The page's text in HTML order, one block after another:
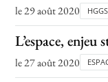
le 29 août 2020
L’espace, enjeu
le 27 août 2020